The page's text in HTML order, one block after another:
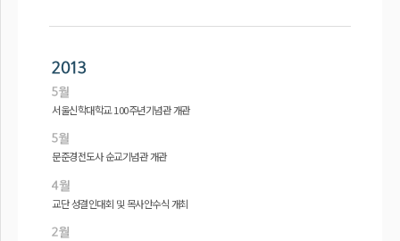
서울신학대학교 100주년기념관 개관
문준경전도사 순교기념관 개관
교단 성결인대회 및 목사안수식 개최